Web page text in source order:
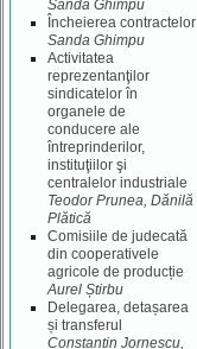
Sanda Ghimpu
Încheierea contractelor
Sanda Ghimpu
Activitatea
reprezentanţilor
sindicatelor în
organele de
conducere ale
întreprinderilor,
instituţiilor şi
centralelor industriale
Teodor Prunea, Dănilă
Plătică
Comisiile de judecată
din cooperativele
agricole de producție
Aurel Știrbu
Delegarea, detașarea
și transferul
Constantin Jornescu,